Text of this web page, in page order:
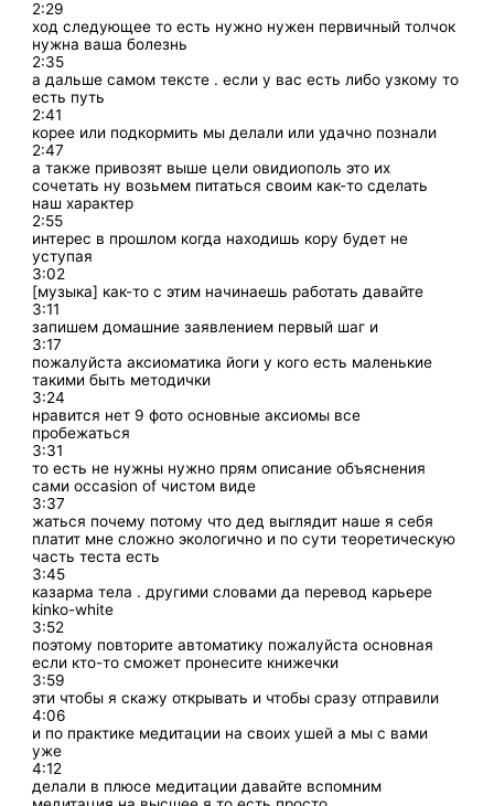
2:29
ход следующее то есть нужно нужен первичный толчок
нужна ваша болезнь
2:35
а дальше самом тексте . если у вас есть либо узкому то
есть путь
2:41
корее или подкормить мы делали или удачно познали
2:47
а также привозят выше цели овидиополь это их
сочетать ну возьмем питаться своим как-то сделать
наш характер
2:55
интерес в прошлом когда находишь кору будет не
уступая
3:02
[музыка] как-то с этим начинаешь работать давайте
3:11
запишем домашние заявлением первый шаг и
3:17
пожалуйста аксиоматика йоги у кого есть маленькие
такими быть методички
3:24
нравится нет 9 фото основные аксиомы все
пробежаться
3:31
то есть не нужны нужно прям описание объяснения
сами occasion of чистом виде
3:37
жаться почему потому что дед выглядит наше я себя
платит мне сложно экологично и по сути теоретическую
часть теста есть
3:45
казарма тела . другими словами да перевод карьере
kinko-white
3:52
поэтому повторите автоматику пожалуйста основная
если кто-то сможет пронесите книжечки
3:59
эти чтобы я скажу открывать и чтобы сразу отправили
4:06
и по практике медитации на своих ушей а мы с вами
уже
4:12
делали в плюсе медитации давайте вспомним